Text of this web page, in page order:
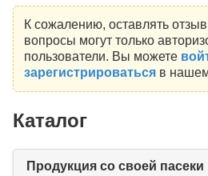
К сожалению, оставлять
вопросы могут только
пользователи. Вы можете
зарегистрироватьсяв нашем
Каталог
Продукция со своей пасеки